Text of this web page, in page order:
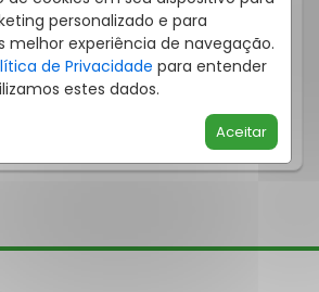
personalizado e para
melhor experiência de navegação.
de Privacidade para entender
estes dados.
Aceitar
1
Vaga
49m²
Privat.
SABER MAIS